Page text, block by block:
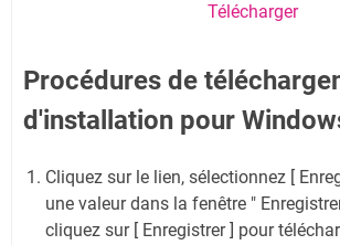
Télécharger
Procédures de
d'installation pour
Cliquez sur le lien, sélectionnez [
une valeur dans la fenêtre "
cliquez sur [ Enregistrer ] pour